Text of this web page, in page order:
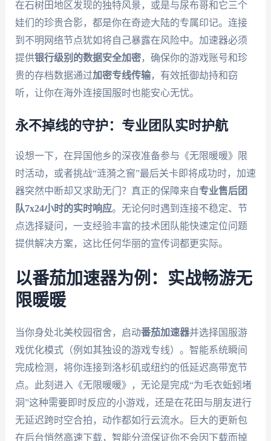
在石树田地区发现的独特风景，或是与尿布哥和它三个
娃们的珍贵合影，都是你在奇迹大陆的专属印记。连接
到不明网络节点犹如将自己暴露在风险中。加速器必须
提供银行级别的数据安全加密，确保你的游戏账号和珍
贵的存档数据通过加密专线传输，有效抵御劫持和窃
听，让你在海外连接国服时也能安心无忧。
永不掉线的守护：专业团队实时护航
设想一下，在异国他乡的深夜准备参与《无限暖暖》限
时活动，或者挑战“涟漪之窖”最后关卡即将成功时，加速
器突然中断却又求助无门？真正的保障来自专业售后团
队7x24小时的实时响应。无论何时遇到连接不稳定、节
点选择疑问，一支经验丰富的技术团队能快速定位问题
提供解决方案，这比任何华丽的宣传词都更实际。
以番茄加速器为例：实战畅游无
限暖暖
当你身处北美校园宿舍，启动番茄加速器并选择国服游
戏优化模式（例如其独设的游戏专线）。智能系统瞬间
完成检测，将你连接到洛杉矶或纽约的低延迟高带宽节
点。此刻进入《无限暖暖》，无论是完成“为毛衣蚯蚓堵
洞”这种需要即时反应的小游戏，还是在花田与朋友进行
无延迟跨时空合拍，动作都如行云流水。巨大的更新包
在后台悄然高速下载，智能分流保证你不会因下载而掉